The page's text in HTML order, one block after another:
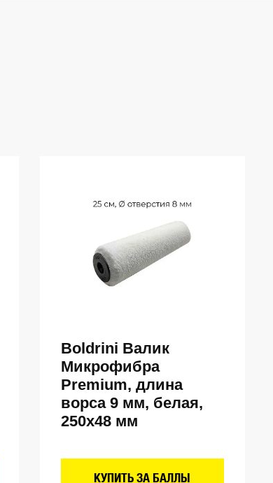
Boldrini Валик
Микрофибра
Premium, длина
ворса 9 мм, белая,
250х48 мм
КУПИТЬ ЗА БАЛЛЫ